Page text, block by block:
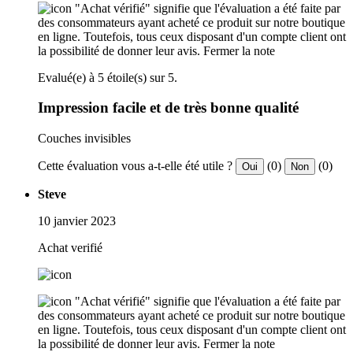
"Achat vérifié" signifie que l'évaluation a été faite par
des consommateurs ayant acheté ce produit sur notre boutique
en ligne. Toutefois, tous ceux disposant d'un compte client ont
la possibilité de donner leur avis. Fermer la note
Evalué(e) à 5 étoile(s) sur 5.
Impression facile et de très bonne qualité
Couches invisibles
Cette évaluation vous a-t-elle été utile ? Oui (0) Non (0)
Steve
10 janvier 2023
Achat verifié
"Achat vérifié" signifie que l'évaluation a été faite par
des consommateurs ayant acheté ce produit sur notre boutique
en ligne. Toutefois, tous ceux disposant d'un compte client ont
la possibilité de donner leur avis. Fermer la note